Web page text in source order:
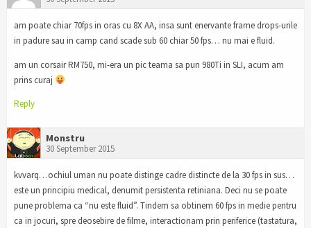
am poate chiar 70fps in oras cu 8X AA, insa sunt enervante frame drops-urile
in padure sau in camp cand scade sub 60 chiar 50 fps… nu mai e fluid.
am un corsair RM750, mi-era un pic teama sa pun 980Ti in SLI, acum am
prins curaj
Reply
Monstru
30 September 2015
kvvarq…ochiul uman nu poate distinge cadre distincte de la 30 fps in sus…
este un principiu medical, denumit persistenta retiniana. Deci nu se poate
pune problema ca “nu este fluid”. Tindem sa obtinem 60 fps in medie pentru
ca in jocuri, spre deosebire de filme, interactionam prin periferice (tastatura,